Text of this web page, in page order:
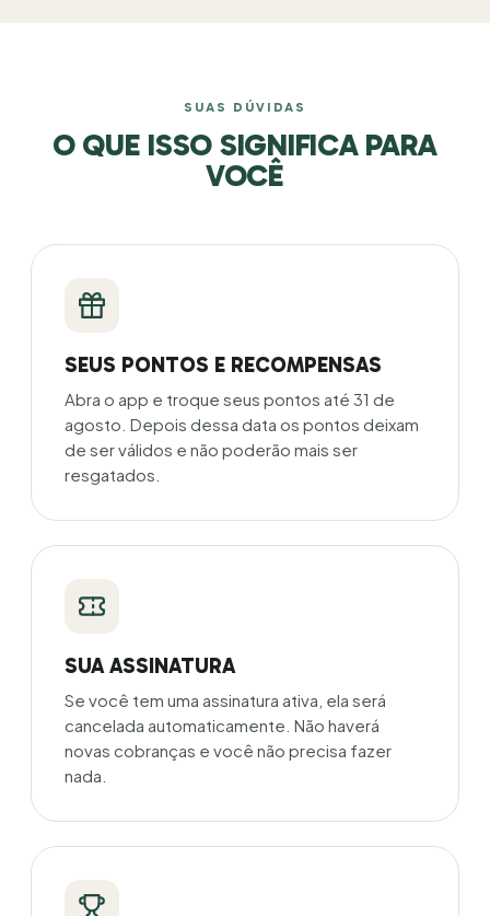
SUAS DÚVIDAS
O QUE ISSO SIGNIFICA PARA
VOCÊ
SEUS PONTOS E RECOMPENSAS
Abra o app e troque seus pontos até 31 de
agosto. Depois dessa data os pontos deixam
de ser válidos e não poderão mais ser
resgatados.
SUA ASSINATURA
Se você tem uma assinatura ativa, ela será
cancelada automaticamente. Não haverá
novas cobranças e você não precisa fazer
nada.